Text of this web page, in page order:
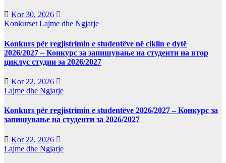
Kor 30, 2026
KonkursetLajme dhe Ngjarje
Konkurs për regjistrimin e studentëve në ciklin e dytë
2026/2027 – Конкурс за запишување на студенти на втор
циклус студии за 2026/2027
Kor 22, 2026
Lajme dhe Ngjarje
Konkurs për regjistrimin e studentëve 2026/2027 – Конкурс за
запишување на студенти за 2026/2027
Kor 22, 2026
Lajme dhe Ngjarje